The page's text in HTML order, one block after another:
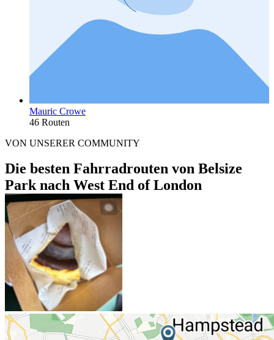
Mauric Crowe
46 Routen
VON UNSERER COMMUNITY
Die besten Fahrradrouten von Belsize
Park nach West End of London